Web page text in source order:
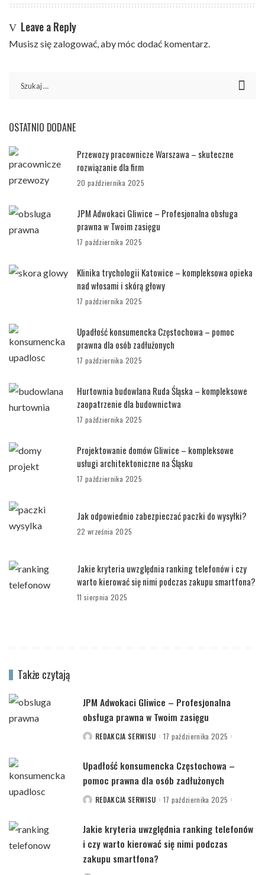
Leave a Reply
Musisz się zalogować, aby móc dodać komentarz.
OSTATNIO DODANE
Przewozy pracownicze Warszawa – skuteczne
rozwiązanie dla firm
20 października 2025
JPM Adwokaci Gliwice – Profesjonalna obsługa
prawna w Twoim zasięgu
17 października 2025
Klinika trychologii Katowice – kompleksowa opieka
nad włosami i skórą głowy
17 października 2025
Upadłość konsumencka Częstochowa – pomoc
prawna dla osób zadłużonych
17 października 2025
Hurtownia budowlana Ruda Śląska – kompleksowe
zaopatrzenie dla budownictwa
17 października 2025
Projektowanie domów Gliwice – kompleksowe
usługi architektoniczne na Śląsku
17 października 2025
Jak odpowiednio zabezpieczać paczki do wysyłki?
22 września 2025
Jakie kryteria uwzględnia ranking telefonów i czy
warto kierować się nimi podczas zakupu smartfona?
11 sierpnia 2025
Także czytają
JPM Adwokaci Gliwice – Profesjonalna
obsługa prawna w Twoim zasięgu
POSTEDREDAKCJA SERWISU 17 października 2025
Upadłość konsumencka Częstochowa –
pomoc prawna dla osób zadłużonych
POSTEDREDAKCJA SERWISU 17 października 2025
Jakie kryteria uwzględnia ranking telefonów
i czy warto kierować się nimi podczas
zakupu smartfona?